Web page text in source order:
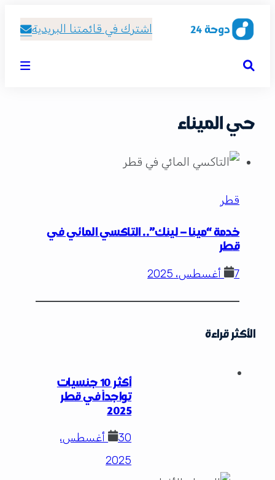
اشترك في قائمتنا البريدية
حي الميناء
قطر
خدمة “مينا – لينك”.. التاكسي المائي في
قطر
الأكثر قراءة
أكثر 10 جنسيات
تواجداً في قطر
2025
30 أغسطس،
2025